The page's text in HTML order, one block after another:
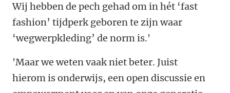
Wij hebben de pech gehad om in hét ‘fast
fashion’ tijdperk geboren te zijn waar
‘wegwerpkleding’ de norm is.'
'Maar we weten vaak niet beter. Juist
hierom is onderwijs, een open discussie en